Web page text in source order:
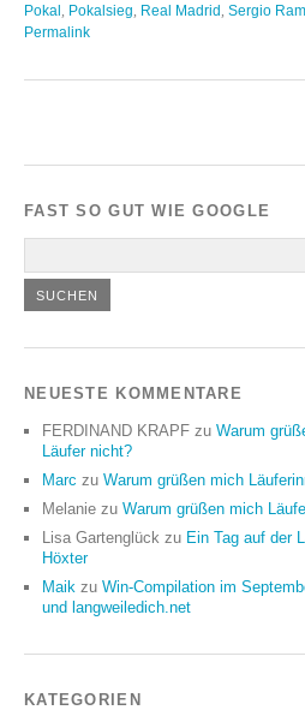
Pokal Pokalsieg Real Madrid Sergio
Permalink
FAST SO GUT WIE GOOGLE
NEUESTE KOMMENTARE
FERDINAND KRAPF zu Warum
Läufer nicht?
Marc zu Warum grüßen mich
Melanie zu Warum grüßen mich
Lisa Gartenglück zu Ein Tag auf der
Höxter
Maik zu Win-Compilation im
und langweiledich.net
KATEGORIEN